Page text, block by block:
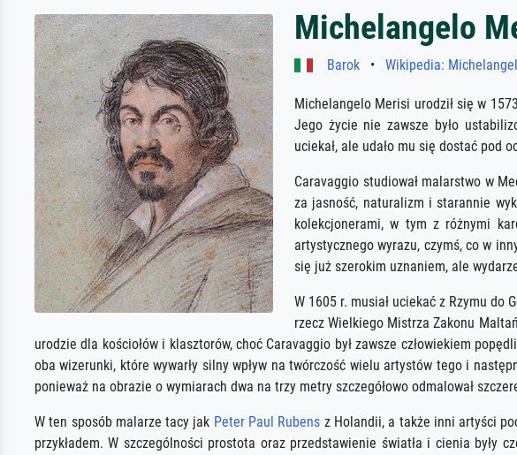
Michelangelo
Barok •Wikipedia:
Michelangelo Merisi urodził się w
Jego życie nie zawsze było
uciekał, ale udało mu się dostać pod
Caravaggio studiował malarstwo w
za jasność, naturalizm i starannie
kolekcjonerami, w tym z różnymi
artystycznego wyrazu, czymś, co w
się już szerokim uznaniem, ale
W 1605 r. musiał uciekać z Rzymu do
rzecz Wielkiego Mistrza Zakonu
urodzie dla kościołów i klasztorów, choć Caravaggio był zawsze człowiekiem
oba wizerunki, które wywarły silny wpływ na twórczość wielu artystów tego i
ponieważ na obrazie o wymiarach dwa na trzy metry szczegółowo odmalował
W ten sposób malarze tacy jak Peter Paul Rubens z Holandii, a także inni artyści
przykładem. W szczególności prostota oraz przedstawienie światła i cienia